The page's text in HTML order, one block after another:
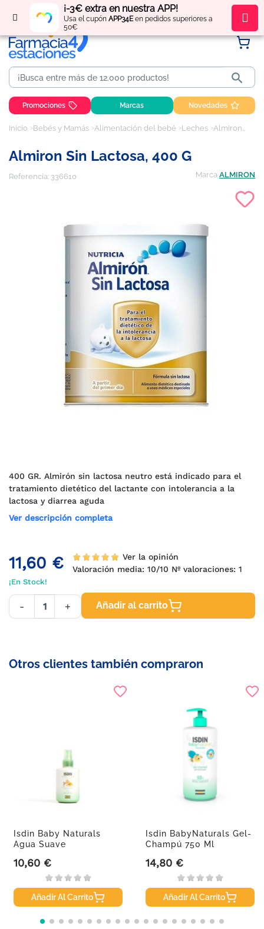
¡-3€ extra en nuestra APP!
Usa el cupón APP34Een pedidos superiores a
50€
Regístratey obténpuntos por tus compras

Promociones Marcas Novedades
Inicio Bebés y Mamás Alimentación del bebé Leches Almiron Sin Lactosa, 400 g
Almiron Sin Lactosa, 400 G
Referencia: 336610 Marca ALMIRON
400 GR. Almirón sin lactosa neutro está indicado para el
tratamiento dietético del lactante con intolerancia a la
lactosa y diarrea aguda
Ver descripción completa
11,60 €
Ver la opinión
Valoración media:10/10 Nº valoraciones:1
¡En Stock!
- + Añadir al carrito
Otros clientes también compraron
Isdin Baby Naturals
Agua Suave
Precio
10,60 €
Añadir Al Carrito
Isdin BabyNaturals Gel-
Champú 750 Ml
Precio
14,80 €
Añadir Al Carrito